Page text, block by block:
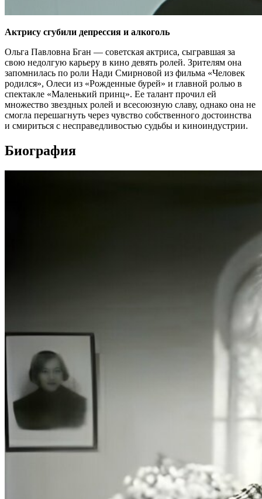
Актрису сгубили депрессия и алкоголь
Ольга Павловна Бган — советская актриса, сыгравшая за
свою недолгую карьеру в кино девять ролей. Зрителям она
запомнилась по роли Нади Смирновой из фильма «Человек
родился», Олеси из «Рожденные бурей» и главной ролью в
спектакле «Маленький принц». Ее талант прочил ей
множество звездных ролей и всесоюзную славу, однако она не
смогла перешагнуть через чувство собственного достоинства
и смириться с несправедливостью судьбы и киноиндустрии.
Биография